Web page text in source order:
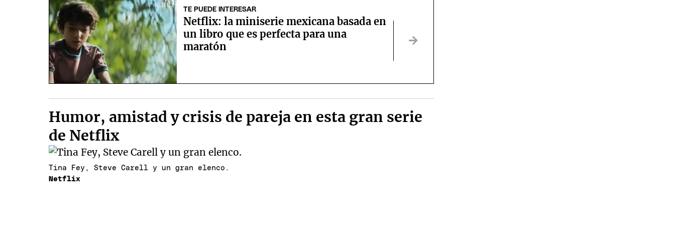
TE PUEDE INTERESAR
Netflix: la miniserie mexicana basada en
un libro que es perfecta para una
maratón
Humor, amistad y crisis de pareja en esta gran serie
de Netflix
Tina Fey, Steve Carell y un gran elenco.
Netflix